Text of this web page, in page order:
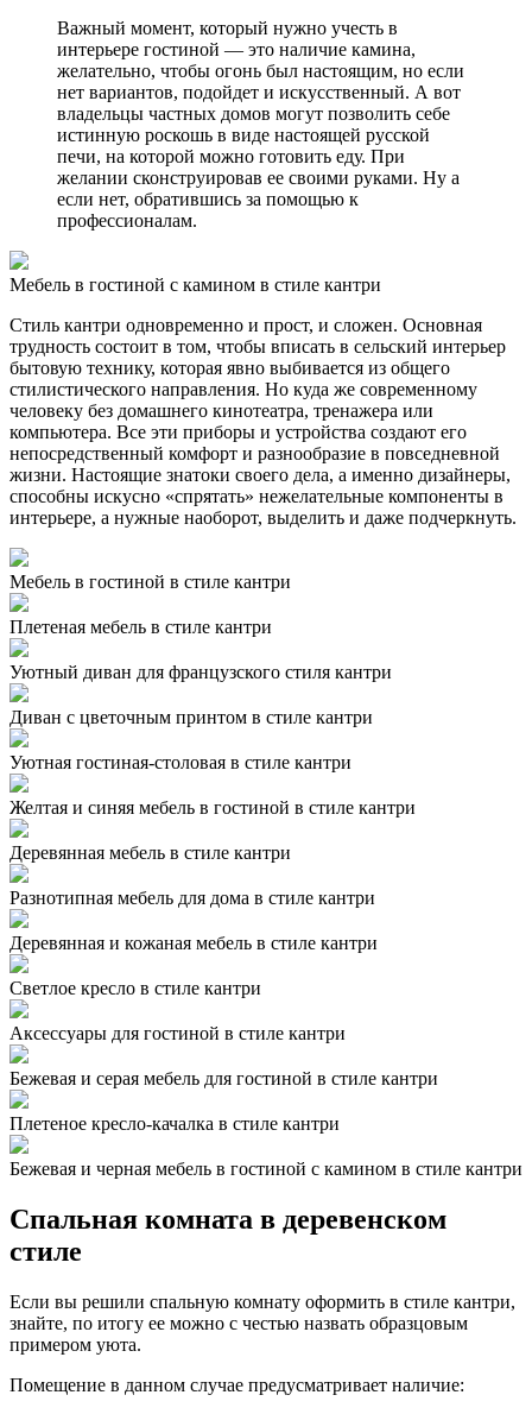
Важный момент, который нужно учесть в
интерьере гостиной — это наличие камина,
желательно, чтобы огонь был настоящим, но если
нет вариантов, подойдет и искусственный. А вот
владельцы частных домов могут позволить себе
истинную роскошь в виде настоящей русской
печи, на которой можно готовить еду. При
желании сконструировав ее своими руками. Ну а
если нет, обратившись за помощью к
профессионалам.
Мебель в гостиной с камином в стиле кантри
Стиль кантри одновременно и прост, и сложен. Основная
трудность состоит в том, чтобы вписать в сельский интерьер
бытовую технику, которая явно выбивается из общего
стилистического направления. Но куда же современному
человеку без домашнего кинотеатра, тренажера или
компьютера. Все эти приборы и устройства создают его
непосредственный комфорт и разнообразие в повседневной
жизни. Настоящие знатоки своего дела, а именно дизайнеры,
способны искусно «спрятать» нежелательные компоненты в
интерьере, а нужные наоборот, выделить и даже подчеркнуть.
Мебель в гостиной в стиле кантри
Плетеная мебель в стиле кантри
Уютный диван для французского стиля кантри
Диван с цветочным принтом в стиле кантри
Уютная гостиная-столовая в стиле кантри
Желтая и синяя мебель в гостиной в стиле кантри
Деревянная мебель в стиле кантри
Разнотипная мебель для дома в стиле кантри
Деревянная и кожаная мебель в стиле кантри
Светлое кресло в стиле кантри
Аксессуары для гостиной в стиле кантри
Бежевая и серая мебель для гостиной в стиле кантри
Плетеное кресло-качалка в стиле кантри
Бежевая и черная мебель в гостиной с камином в стиле кантри
Спальная комната в деревенском
стиле
Если вы решили спальную комнату оформить в стиле кантри,
знайте, по итогу ее можно с честью назвать образцовым
примером уюта.
Помещение в данном случае предусматривает наличие: